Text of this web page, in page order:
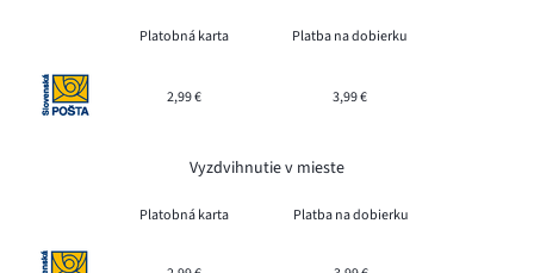
Platobná karta Platba na dobierku
2,99 € 3,99 €
Vyzdvihnutie v mieste
Platobná karta Platba na dobierku